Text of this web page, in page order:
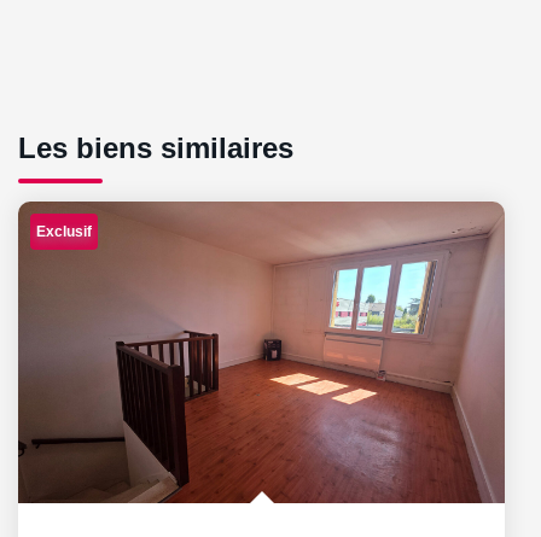
Les biens similaires
Exclusif